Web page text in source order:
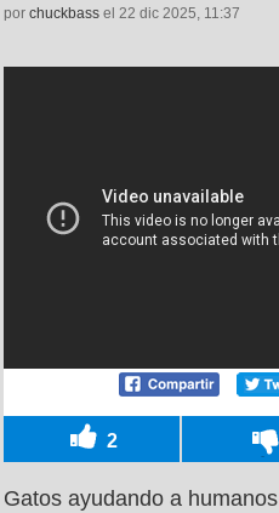
por chuckbass el 22 dic 2025, 11:37
2
Gatos ayudando a humanos